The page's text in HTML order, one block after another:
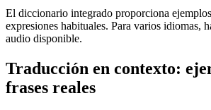
El diccionario integrado proporciona
expresiones habituales. Para varios idiomas,
audio disponible.
Traducción en contexto:
frases reales